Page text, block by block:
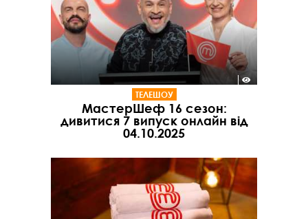
ТЕЛЕШОУ
МастерШеф 16 сезон:
дивитися 7 випуск онлайн від
04.10.2025